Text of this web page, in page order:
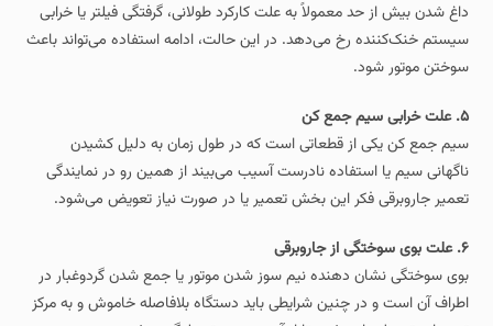
داغ شدن بیش از حد معمولاً به علت کارکرد طولانی، گرفتگی فیلتر یا خرابی
سیستم خنک‌کننده رخ می‌دهد. در این حالت، ادامه استفاده می‌تواند باعث
سوختن موتور شود.
۵. علت خرابی سیم‌ جمع‌ کن
سیم‌ جمع‌ کن یکی از قطعاتی است که در طول زمان به‌ دلیل کشیدن
ناگهانی سیم یا استفاده نادرست آسیب می‌بیند از همین رو در نمایندگی
تعمیر جاروبرقی فکر این بخش تعمیر یا در صورت نیاز تعویض می‌شود.
۶. علت بوی سوختگی از جاروبرقی
بوی سوختگی نشان‌ دهنده نیم‌ سوز شدن موتور یا جمع شدن گردوغبار در
اطراف آن است و در چنین شرایطی باید دستگاه بلافاصله خاموش و به مرکز